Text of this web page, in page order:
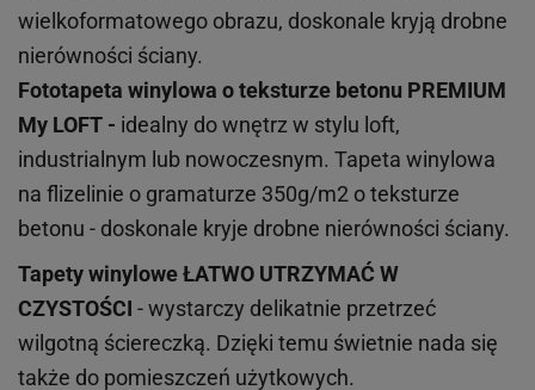
wielkoformatowego obrazu, doskonale kryją drobne
nierówności ściany.
Fototapeta winylowa oteksturze betonu PREMIUM
My LOFT - idealny do wnętrz w stylu loft,
industrialnym lub nowoczesnym. Tapeta winylowa
na flizelinie o gramaturze 350g/m2 o teksturze
betonu - doskonale kryje drobne nierówności ściany.
Tapety winyloweŁATWO UTRZYMAĆ W
CZYSTOŚCI - wystarczy delikatnie przetrzeć
wilgotną ściereczką. Dzięki temu świetnie nada się
także do pomieszczeń użytkowych.